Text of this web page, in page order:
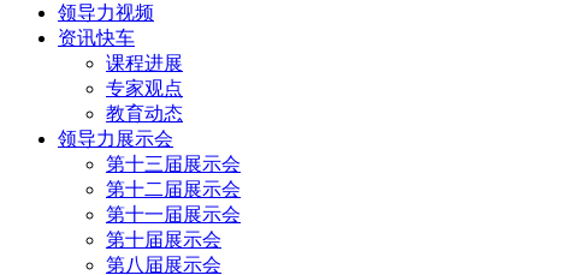
领导力视频
资讯快车
课程进展
专家观点
教育动态
领导力展示会
第十三届展示会
第十二届展示会
第十一届展示会
第十届展示会
第八届展示会